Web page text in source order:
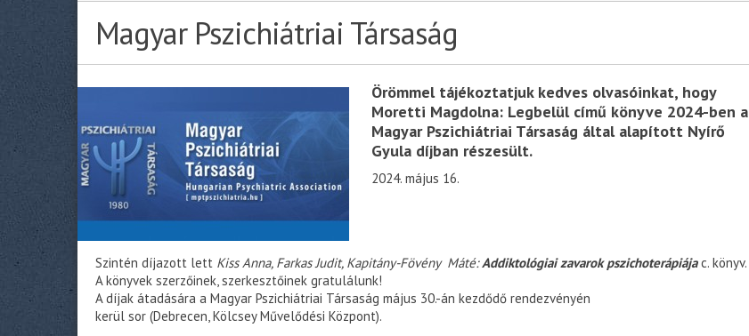
Magyar Pszichiátriai Társaság
Örömmel tájékoztatjuk kedves olvasóinkat, hogy
Moretti Magdolna: Legbelül című könyve 2024-ben a
Magyar Pszichiátriai Társaság által alapított Nyírő
Gyula díjban részesült.
2024. május 16.
Szintén díjazott lett Kiss Anna, Farkas Judit, Kapitány-Fövény Máté:Addiktológiai zavarok pszichoterápiájac. könyv.
A könyvek szerzőinek, szerkesztőinek gratulálunk!
A díjak átadására a Magyar Pszichiátriai Társaság május 30.-án kezdődő rendezvényén
kerül sor (Debrecen, Kölcsey Művelődési Központ).